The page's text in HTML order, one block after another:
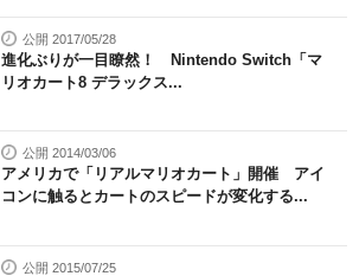
公開 2017/05/28
進化ぶりが一目瞭然！ Nintendo Switch「マ
リオカート8 デラックス...
公開 2014/03/06
アメリカで「リアルマリオカート」開催 アイ
コンに触るとカートのスピードが変化する...
公開 2015/07/25